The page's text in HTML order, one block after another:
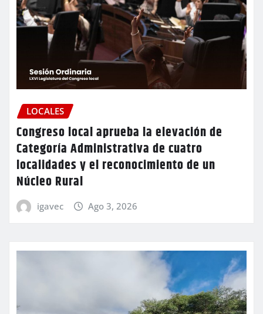
LOCALES
Congreso local aprueba la elevación de
Categoría Administrativa de cuatro
localidades y el reconocimiento de un
Núcleo Rural
igavec Ago 3, 2026